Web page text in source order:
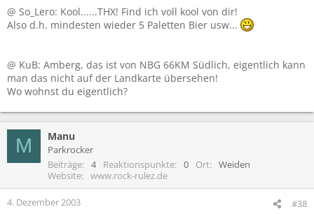
@ So_Lero: Kool......THX! Find ich voll kool von dir!
Also d.h. mindesten wieder 5 Paletten Bier usw...
@ KuB: Amberg, das ist von NBG 66KM Südlich, eigentlich kann
man das nicht auf der Landkarte übersehen!
Wo wohnst du eigentlich?
M Manu
Parkrocker
Beiträge
4 Reaktionspunkte 0 Ort
Weiden
Website
www.rock-rulez.de
4. Dezember 2003 #38